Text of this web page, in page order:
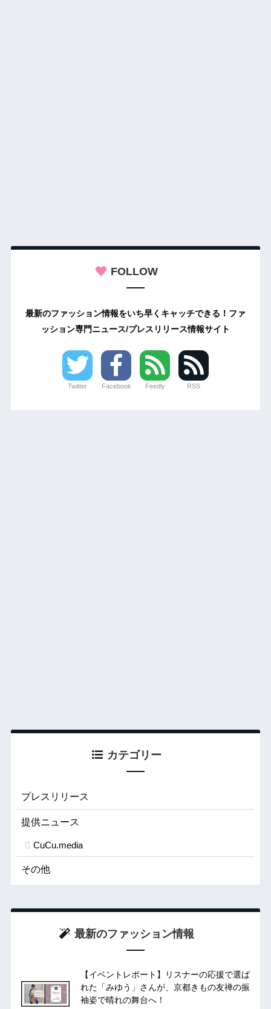
FOLLOW
最新のファッション情報をいち早くキャッチできる！ファ
ッション専門ニュース/プレスリリース情報サイト
Twitter Facebook Feedly RSS
カテゴリー
プレスリリース
提供ニュース
CuCu.media
その他
最新のファッション情報
【イベントレポート】リスナーの応援で選ば
れた「みゆう」さんが、京都きもの友禅の振
袖姿で晴れの舞台へ！